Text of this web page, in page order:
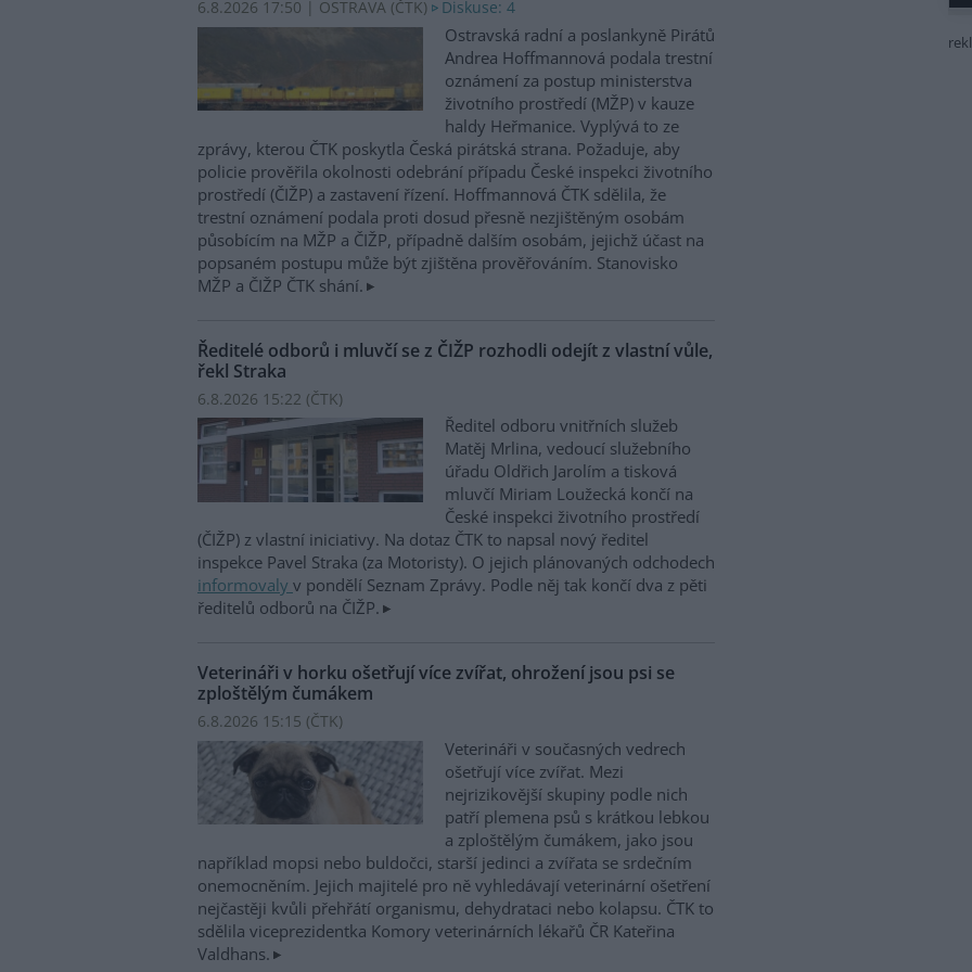
6.8.2026 17:50 | OSTRAVA (ČTK) Diskuse: 4
Ostravská radní a poslankyně Pirátů
Andrea Hoffmannová podala trestní
oznámení za postup ministerstva
životního prostředí (MŽP) v kauze
haldy Heřmanice. Vyplývá to ze
zprávy, kterou ČTK poskytla Česká pirátská strana. Požaduje, aby
policie prověřila okolnosti odebrání případu České inspekci životního
prostředí (ČIŽP) a zastavení řízení. Hoffmannová ČTK sdělila, že
trestní oznámení podala proti dosud přesně nezjištěným osobám
působícím na MŽP a ČIŽP, případně dalším osobám, jejichž účast na
popsaném postupu může být zjištěna prověřováním. Stanovisko
MŽP a ČIŽP ČTK shání.
Ředitelé odborů i mluvčí se z ČIŽP rozhodli odejít z vlastní vůle,
řekl Straka
6.8.2026 15:22 (ČTK)
Ředitel odboru vnitřních služeb
Matěj Mrlina, vedoucí služebního
úřadu Oldřich Jarolím a tisková
mluvčí Miriam Loužecká končí na
České inspekci životního prostředí
(ČIŽP) z vlastní iniciativy. Na dotaz ČTK to napsal nový ředitel
inspekce Pavel Straka (za Motoristy). O jejich plánovaných odchodech
informovaly v pondělí Seznam Zprávy. Podle něj tak končí dva z pěti
ředitelů odborů na ČIŽP.
Veterináři v horku ošetřují více zvířat, ohrožení jsou psi se
zploštělým čumákem
6.8.2026 15:15 (ČTK)
Veterináři v současných vedrech
ošetřují více zvířat. Mezi
nejrizikovější skupiny podle nich
patří plemena psů s krátkou lebkou
a zploštělým čumákem, jako jsou
například mopsi nebo buldočci, starší jedinci a zvířata se srdečním
onemocněním. Jejich majitelé pro ně vyhledávají veterinární ošetření
nejčastěji kvůli přehřátí organismu, dehydrataci nebo kolapsu. ČTK to
sdělila viceprezidentka Komory veterinárních lékařů ČR Kateřina
Valdhans.